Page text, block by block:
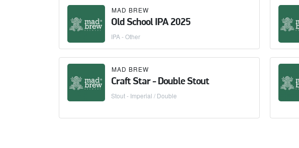
MAD BREW
Old School IPA 2025
IPA - Other
MAD BREW
Craft Star - Double Stout
Stout - Imperial / Double